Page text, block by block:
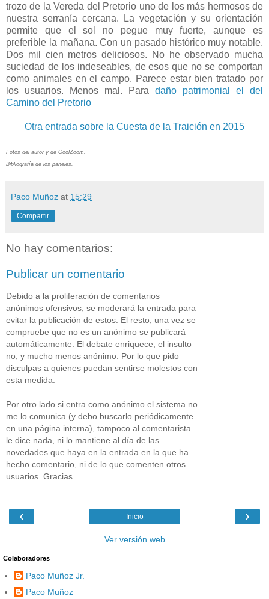
trozo de la Vereda del Pretorio uno de los más hermosos de
nuestra serranía cercana. La vegetación y su orientación
permite que el sol no pegue muy fuerte, aunque es
preferible la mañana. Con un pasado histórico muy notable.
Dos mil cien metros deliciosos. No he observado mucha
suciedad de los indeseables, de esos que no se comportan
como animales en el campo. Parece estar bien tratado por
los usuarios. Menos mal. Para daño patrimonial el del
Camino del Pretorio
Otra entrada sobre la Cuesta de la Traición en 2015
Fotos del autor y de GoolZoom.
Bibliografía de los paneles.
Paco Muñoz at 15:29
Compartir
No hay comentarios:
Publicar un comentario
Debido a la proliferación de comentarios
anónimos ofensivos, se moderará la entrada para
evitar la publicación de estos. El resto, una vez se
compruebe que no es un anónimo se publicará
automáticamente. El debate enriquece, el insulto
no, y mucho menos anónimo. Por lo que pido
disculpas a quienes puedan sentirse molestos con
esta medida.
Por otro lado si entra como anónimo el sistema no
me lo comunica (y debo buscarlo periódicamente
en una página interna), tampoco al comentarista
le dice nada, ni lo mantiene al día de las
novedades que haya en la entrada en la que ha
hecho comentario, ni de lo que comenten otros
usuarios. Gracias
‹ ›
Inicio
Ver versión web
Colaboradores
Paco Muñoz Jr.
Paco Muñoz